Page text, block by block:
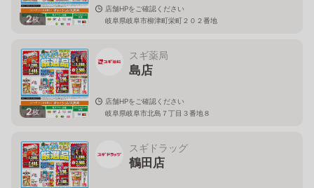
2枚
店舗HPをご確認ください
岐阜県岐阜市柳津町栄町２０２番地
2枚
スギ薬局
島店
店舗HPをご確認ください
岐阜県岐阜市北島７丁目３番地８
スギドラッグ
鶴田店